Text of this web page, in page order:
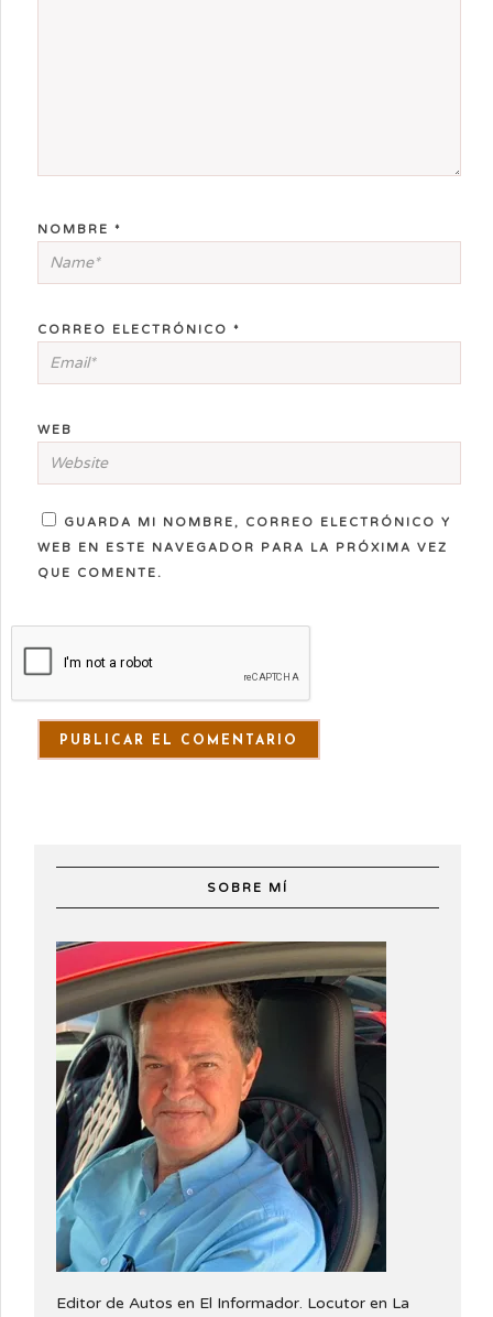
NOMBRE *
CORREO ELECTRÓNICO *
WEB
GUARDA MI NOMBRE, CORREO ELECTRÓNICO Y
WEB EN ESTE NAVEGADOR PARA LA PRÓXIMA VEZ
QUE COMENTE.
SOBRE MÍ
Editor de Autos en El Informador. Locutor en La